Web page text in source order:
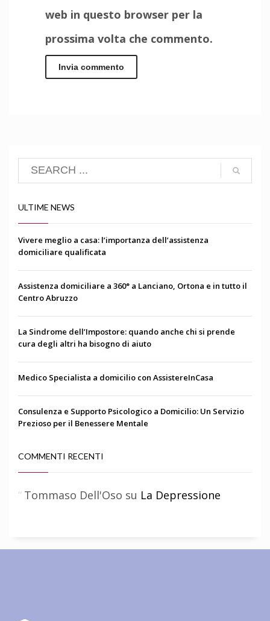
web in questo browser per la
prossima volta che commento.
ULTIME NEWS
Vivere meglio a casa: l’importanza dell’assistenza
domiciliare qualificata
Assistenza domiciliare a 360° a Lanciano, Ortona e in tutto il
Centro Abruzzo
La Sindrome dell’Impostore: quando anche chi si prende
cura degli altri ha bisogno di aiuto
Medico Specialista a domicilio con AssistereInCasa
Consulenza e Supporto Psicologico a Domicilio: Un Servizio
Prezioso per il Benessere Mentale
COMMENTI RECENTI
Tommaso Dell'Oso su La Depressione